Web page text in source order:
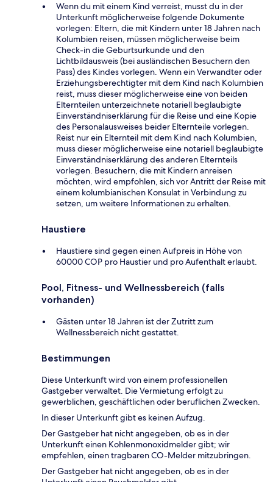
Wenn du mit einem Kind verreist, musst du in der
Unterkunft möglicherweise folgende Dokumente
vorlegen: Eltern, die mit Kindern unter 18 Jahren nach
Kolumbien reisen, müssen möglicherweise beim
Check-in die Geburtsurkunde und den
Lichtbildausweis (bei ausländischen Besuchern den
Pass) des Kindes vorlegen. Wenn ein Verwandter oder
Erziehungsberechtigter mit dem Kind nach Kolumbien
reist, muss dieser möglicherweise eine von beiden
Elternteilen unterzeichnete notariell beglaubigte
Einverständniserklärung für die Reise und eine Kopie
des Personalausweises beider Elternteile vorlegen.
Reist nur ein Elternteil mit dem Kind nach Kolumbien,
muss dieser möglicherweise eine notariell beglaubigte
Einverständniserklärung des anderen Elternteils
vorlegen. Besuchern, die mit Kindern anreisen
möchten, wird empfohlen, sich vor Antritt der Reise mit
einem kolumbianischen Konsulat in Verbindung zu
setzen, um weitere Informationen zu erhalten.
Haustiere
Haustiere sind gegen einen Aufpreis in Höhe von
60000 COP pro Haustier und pro Aufenthalt erlaubt.
Pool, Fitness- und Wellnessbereich (falls
vorhanden)
Gästen unter 18 Jahren ist der Zutritt zum
Wellnessbereich nicht gestattet.
Bestimmungen
Diese Unterkunft wird von einem professionellen
Gastgeber verwaltet. Die Vermietung erfolgt zu
gewerblichen, geschäftlichen oder beruflichen Zwecken.
In dieser Unterkunft gibt es keinen Aufzug.
Der Gastgeber hat nicht angegeben, ob es in der
Unterkunft einen Kohlenmonoxidmelder gibt; wir
empfehlen, einen tragbaren CO-Melder mitzubringen.
Der Gastgeber hat nicht angegeben, ob es in der